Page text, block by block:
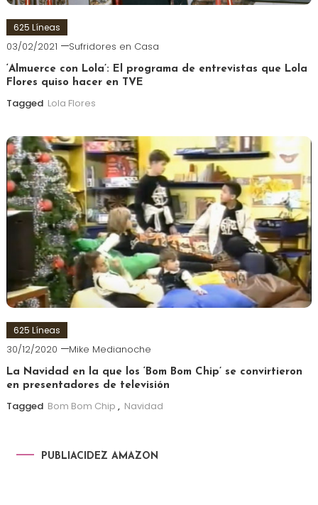
625 Líneas
03/02/2021 Sufridores en Casa
‘Almuerce con Lola’: El programa de entrevistas que Lola
Flores quiso hacer en TVE
Tagged Lola Flores
625 Líneas
30/12/2020 Mike Medianoche
La Navidad en la que los ‘Bom Bom Chip’ se convirtieron
en presentadores de televisión
Tagged Bom Bom Chip , Navidad
PUBLIACIDEZ AMAZON